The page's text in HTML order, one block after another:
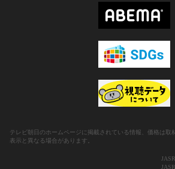
テレビ朝日のホームページに掲載されている情報、価格は取
表示と異なる場合があります。